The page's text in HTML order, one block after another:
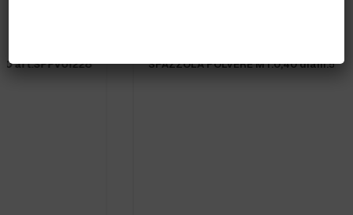
SPAZZOLA POLVERE MT.0,40 diam.50 cod.6010052